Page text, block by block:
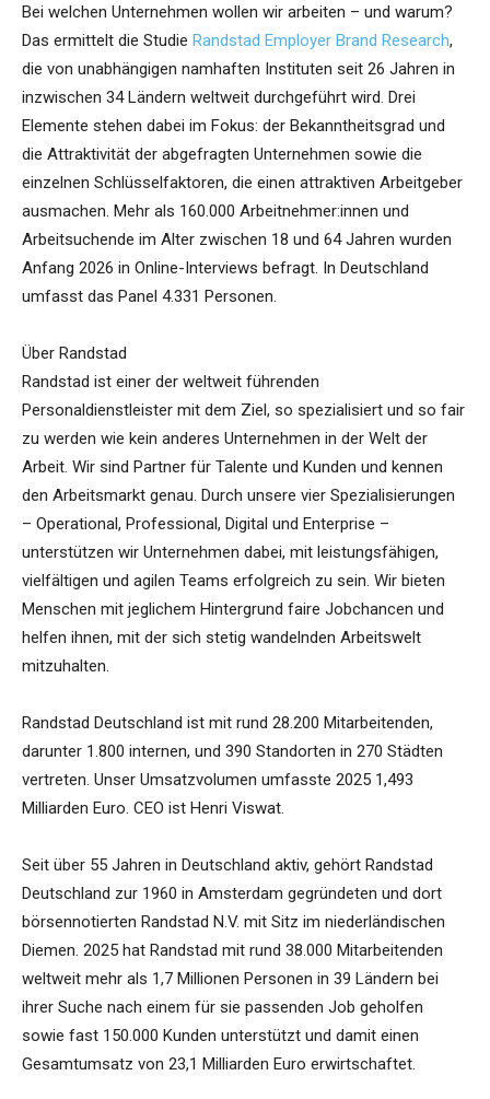
Bei welchen Unternehmen wollen wir arbeiten – und warum?
Das ermittelt die Studie Randstad Employer Brand Research,
die von unabhängigen namhaften Instituten seit 26 Jahren in
inzwischen 34 Ländern weltweit durchgeführt wird. Drei
Elemente stehen dabei im Fokus: der Bekanntheitsgrad und
die Attraktivität der abgefragten Unternehmen sowie die
einzelnen Schlüsselfaktoren, die einen attraktiven Arbeitgeber
ausmachen. Mehr als 160.000 Arbeitnehmer:innen und
Arbeitsuchende im Alter zwischen 18 und 64 Jahren wurden
Anfang 2026 in Online-Interviews befragt. In Deutschland
umfasst das Panel 4.331 Personen.
Über Randstad
Randstad ist einer der weltweit führenden
Personaldienstleister mit dem Ziel, so spezialisiert und so fair
zu werden wie kein anderes Unternehmen in der Welt der
Arbeit. Wir sind Partner für Talente und Kunden und kennen
den Arbeitsmarkt genau. Durch unsere vier Spezialisierungen
– Operational, Professional, Digital und Enterprise –
unterstützen wir Unternehmen dabei, mit leistungsfähigen,
vielfältigen und agilen Teams erfolgreich zu sein. Wir bieten
Menschen mit jeglichem Hintergrund faire Jobchancen und
helfen ihnen, mit der sich stetig wandelnden Arbeitswelt
mitzuhalten.
Randstad Deutschland ist mit rund 28.200 Mitarbeitenden,
darunter 1.800 internen, und 390 Standorten in 270 Städten
vertreten. Unser Umsatzvolumen umfasste 2025 1,493
Milliarden Euro. CEO ist Henri Viswat.
Seit über 55 Jahren in Deutschland aktiv, gehört Randstad
Deutschland zur 1960 in Amsterdam gegründeten und dort
börsennotierten Randstad N.V. mit Sitz im niederländischen
Diemen. 2025 hat Randstad mit rund 38.000 Mitarbeitenden
weltweit mehr als 1,7 Millionen Personen in 39 Ländern bei
ihrer Suche nach einem für sie passenden Job geholfen
sowie fast 150.000 Kunden unterstützt und damit einen
Gesamtumsatz von 23,1 Milliarden Euro erwirtschaftet.